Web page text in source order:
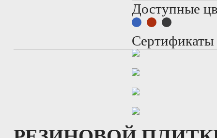
Доступные
Сертификаты